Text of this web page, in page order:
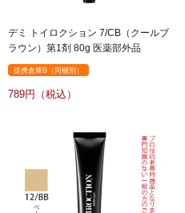
デミ トイロクション 7/CB（クールブ
ラウン）第1剤 80g 医薬部外品
提携倉庫B（同梱別）
789